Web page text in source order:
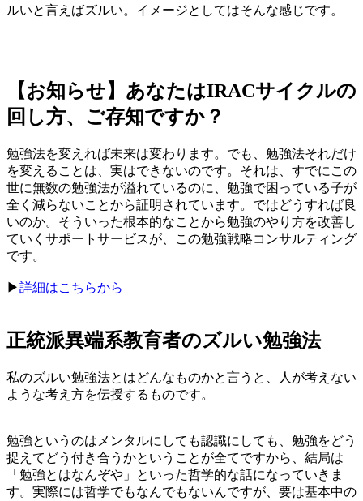
ルいと言えばズルい。イメージとしてはそんな感じです。
【お知らせ】あなたはIRACサイクルの
回し方、ご存知ですか？
勉強法を変えれば未来は変わります。でも、勉強法それだけ
を変えることは、実はできないのです。それは、すでにこの
世に無数の勉強法が溢れているのに、勉強で困っている子が
全く減らないことから証明されています。ではどうすれば良
いのか。そういった根本的なことから勉強のやり方を改善し
ていくサポートサービスが、この勉強戦略コンサルティング
です。
▶︎詳細はこちらから
正統派異端系教育者のズルい勉強法
私のズルい勉強法とはどんなものかと言うと、人が考えない
ような考え方を伝授するものです。
勉強というのはメンタルにしても認識にしても、勉強をどう
捉えてどう付き合うかということが全てですから、結局は
「勉強とはなんぞや」といった哲学的な話になっていきま
す。実際には哲学でもなんでもないんですが、要は基本中の